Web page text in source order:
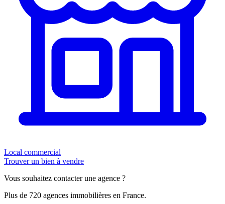
Local commercial
Trouver un bien à vendre
Vous souhaitez contacter une agence ?
Plus de 720 agences immobilières en France.